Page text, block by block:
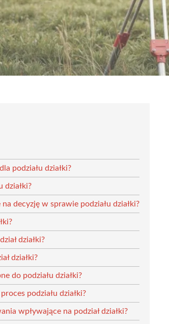
podziału działki?
działki?
decyzję w sprawie podziału działki?
działki?
działki?
do podziału działki?
podziału działki?
wpływające na podział działki?